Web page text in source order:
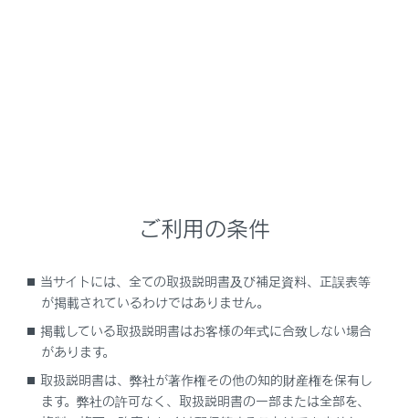
ドライバーを登録する
ご利用の条件
当サイトには、全ての取扱説明書及び補足資料、正誤表等
が掲載されているわけではありません。
掲載している取扱説明書はお客様の年式に合致しない場合
があります。
取扱説明書は、弊社が著作権その他の知的財産権を保有し
ます。弊社の許可なく、取扱説明書の一部または全部を、